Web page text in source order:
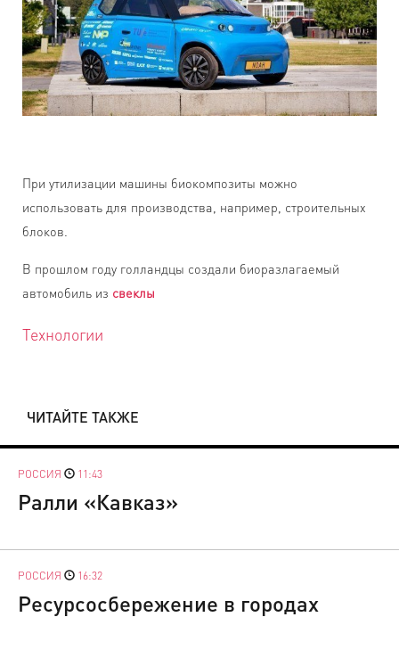
При утилизации машины биокомпозиты можно
использовать для производства, например, строительных
блоков.
В прошлом году голландцы создали биоразлагаемый
автомобиль из свеклы
Технологии
ЧИТАЙТЕ ТАКЖЕ
РОССИЯ 11:43
Ралли «Кавказ»
РОССИЯ 16:32
Ресурсосбережение в городах